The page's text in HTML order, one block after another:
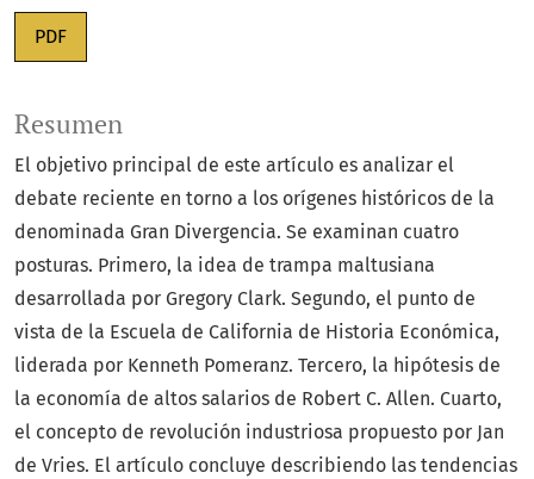
PDF
Resumen
El objetivo principal de este artículo es analizar el
debate reciente en torno a los orígenes históricos de la
denominada Gran Divergencia. Se examinan cuatro
posturas. Primero, la idea de trampa maltusiana
desarrollada por Gregory Clark. Segundo, el punto de
vista de la Escuela de California de Historia Económica,
liderada por Kenneth Pomeranz. Tercero, la hipótesis de
la economía de altos salarios de Robert C. Allen. Cuarto,
el concepto de revolución industriosa propuesto por Jan
de Vries. El artículo concluye describiendo las tendencias